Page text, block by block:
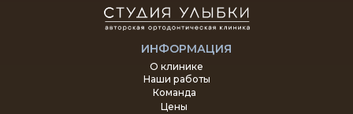
О клинике
Команда
Цены
ИНФОРМАЦИЯ
Наши работы